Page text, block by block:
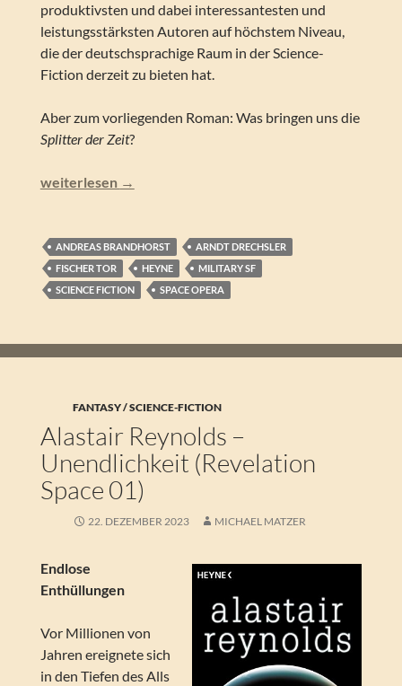
produktivsten und dabei interessantesten und
leistungsstärksten Autoren auf höchstem Niveau,
die der deutschsprachige Raum in der Science-
Fiction derzeit zu bieten hat.
Aber zum vorliegenden Roman: Was bringen uns die
Splitter der Zeit?
Andreas Brandhorst – Splitter der Zeit
weiterlesen →
ANDREAS BRANDHORST
ARNDT DRECHSLER
FISCHER TOR
HEYNE
MILITARY SF
SCIENCE FICTION
SPACE OPERA
FANTASY / SCIENCE-FICTION
Alastair Reynolds –
Unendlichkeit (Revelation
Space 01)
22. DEZEMBER 2023 MICHAEL MATZER
Endlose
Enthüllungen
Vor Millionen von
Jahren ereignete sich
in den Tiefen des Alls